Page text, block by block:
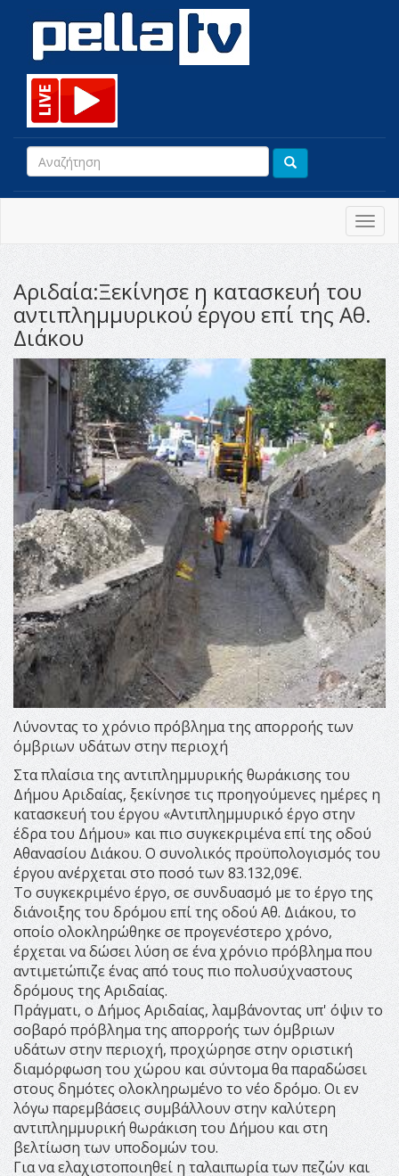
Αριδαία:Ξεκίνησε η κατασκευή του
αντιπλημμυρικού έργου επί της Αθ.
Διάκου
Λύνοντας το χρόνιο πρόβλημα της απορροής των
όμβριων υδάτων στην περιοχή
Στα πλαίσια της αντιπλημμυρικής θωράκισης του
Δήμου Αριδαίας, ξεκίνησε τις προηγούμενες ημέρες η
κατασκευή του έργου «Αντιπλημμυρικό έργο στην
έδρα του Δήμου» και πιο συγκεκριμένα επί της οδού
Αθανασίου Διάκου. Ο συνολικός προϋπολογισμός του
έργου ανέρχεται στο ποσό των 83.132,09€.
To συγκεκριμένο έργο, σε συνδυασμό με το έργο της
διάνοιξης του δρόμου επί της οδού Αθ. Διάκου, το
οποίο ολοκληρώθηκε σε προγενέστερο χρόνο,
έρχεται να δώσει λύση σε ένα χρόνιο πρόβλημα που
αντιμετώπιζε ένας από τους πιο πολυσύχναστους
δρόμους της Αριδαίας.
Πράγματι, ο Δήμος Αριδαίας, λαμβάνοντας υπ' όψιν το
σοβαρό πρόβλημα της απορροής των όμβριων
υδάτων στην περιοχή, προχώρησε στην οριστική
διαμόρφωση του χώρου και σύντομα θα παραδώσει
στους δημότες ολοκληρωμένο το νέο δρόμο. Οι εν
λόγω παρεμβάσεις συμβάλλουν στην καλύτερη
αντιπλημμυρική θωράκιση του Δήμου και στη
βελτίωση των υποδομών του.
Για να ελαχιστοποιηθεί η ταλαιπωρία των πεζών και